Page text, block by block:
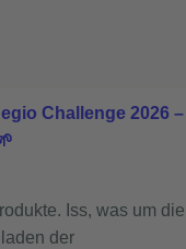
Challenge 2026 –
Iss, was um die
der